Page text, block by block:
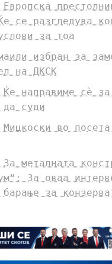
се разгледува
за тоа
избран за
на ДКСК
Ќе направиме сè
суди
Мицкоски во
металната
За оваа
барање за